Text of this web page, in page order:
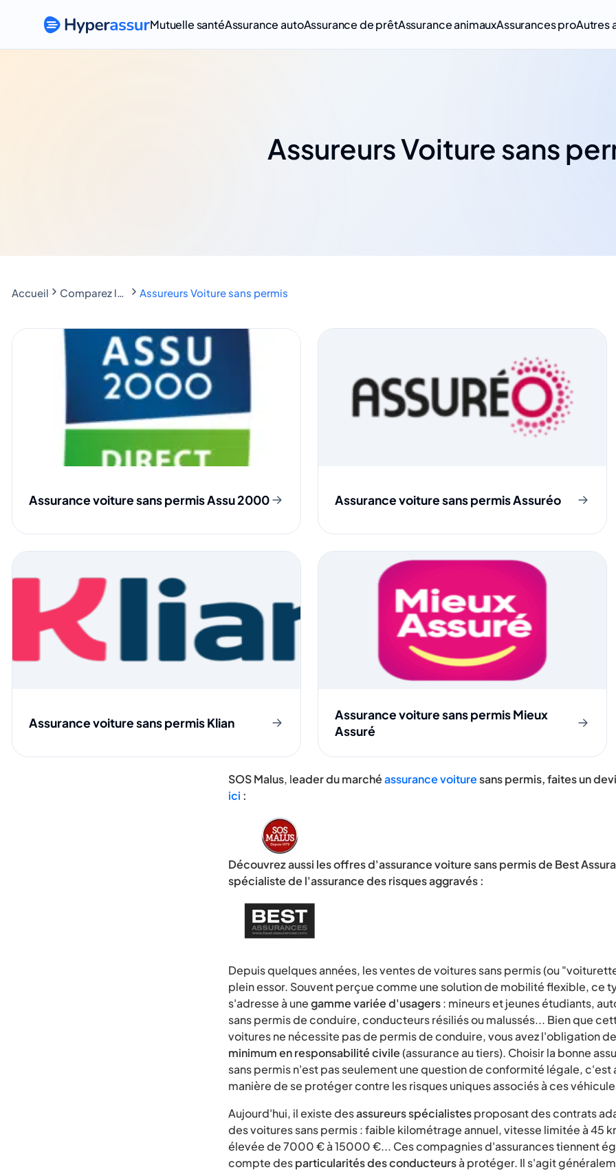
Mutuelle santéAssurance autoAssurance de prêtAssurance animauxAssurances proAutres
Assureurs Voiture sans
Accueil Assureurs Voiture sans permis
Assurance voiture sans permis Assu 2000 Assurance voiture sans permis Assuréo
Assurance voiture sans permis Klian
Assurance voiture sans permis Mieux
Assuré
SOS Malus, leader du marchéassurance voituresans permis, faites un
ici :
Découvrez aussi les offres d'assurance voiture sans permis de Best
spécialiste de l'assurance des risques aggravés :
Depuis quelques années, les ventes de voitures sans permis (ou
plein essor. Souvent perçue comme une solution de mobilité flexible, ce
s'adresse à unegamme variée d'usagers: mineurs et jeunes étudiants,
sans permis de conduire, conducteurs résiliés ou malussés... Bien que
voitures ne nécessite pas de permis de conduire, vous avez l'obligation
minimum en responsabilité civile(assurance au tiers). Choisir la bonne
sans permis n'est pas seulement une question de conformité légale, c'est
manière de se protéger contre les risques uniques associés à ces
Aujourd'hui, il existe desassureurs spécialistesproposant des contrats
des voitures sans permis : faible kilométrage annuel, vitesse limitée à 45
élevée de 7000 € à 15000 €... Ces compagnies d'assurances tiennent
compte desparticularités des conducteursà protéger. Il s'agit